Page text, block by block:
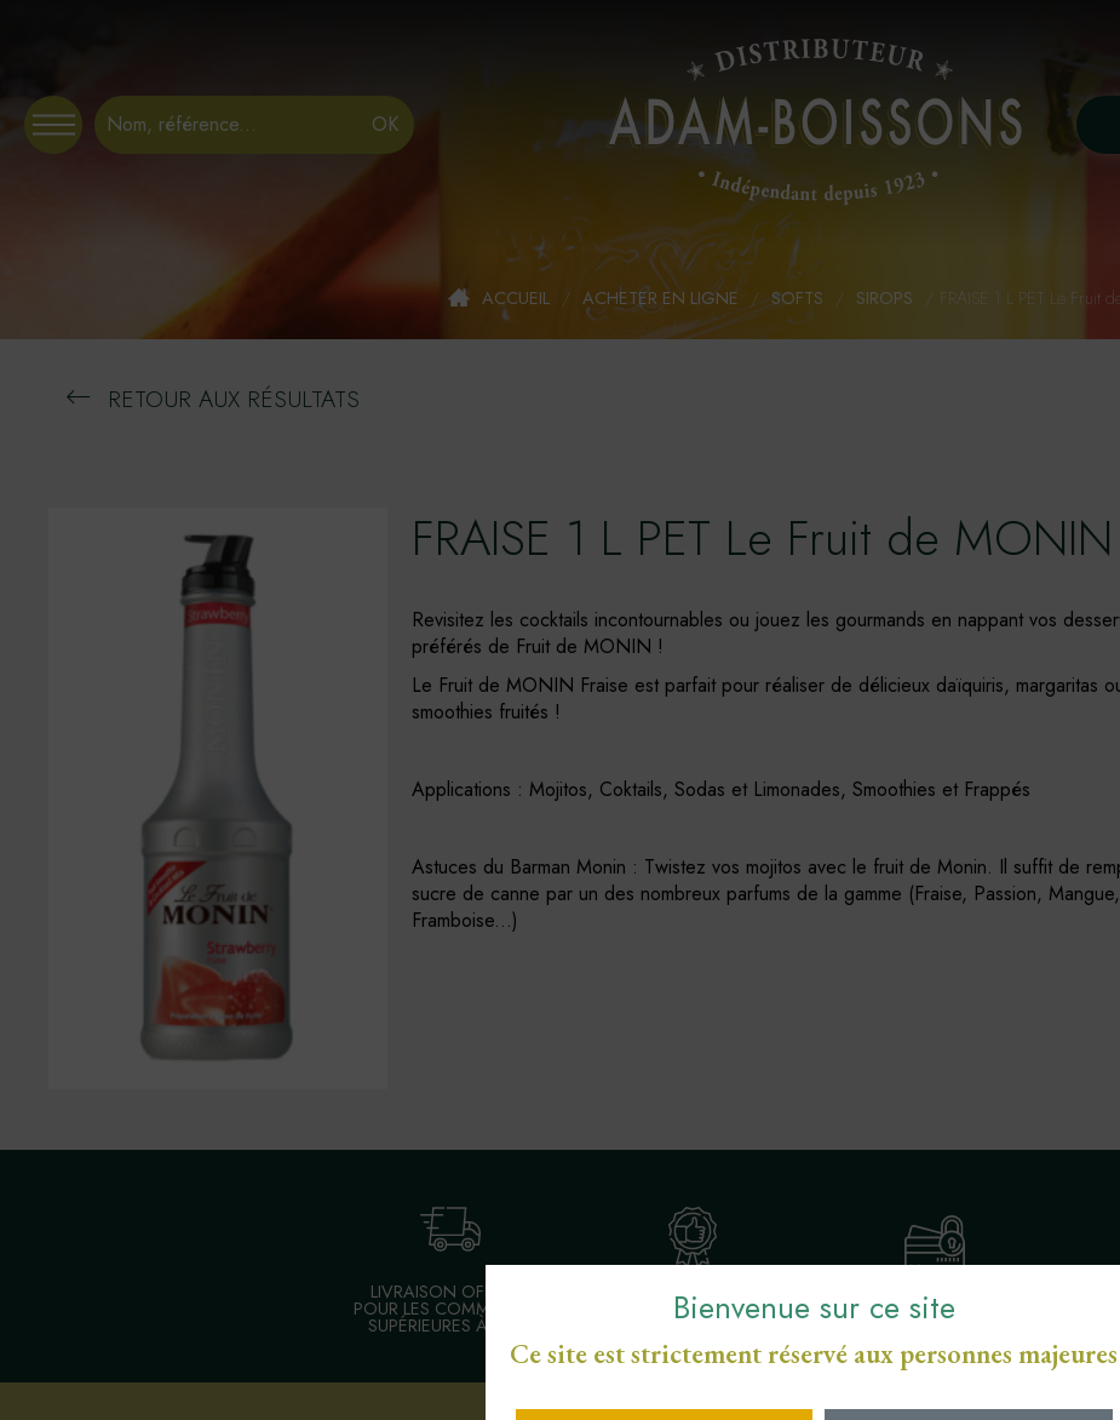
ACCUEIL / ACHETER EN LIGNE / SOFTS / SIROPS FRAISE 1 L PET Le Fruit
RETOUR AUX RÉSULTATS
FRAISE 1 L PET Le Fruit de MONIN
Revisitez les cocktails incontournables ou jouez les gourmands en nappant vos
préférés de Fruit de MONIN !
Le Fruit de MONIN Fraise est parfait pour réaliser de délicieux daïquiris, margaritas
smoothies fruités !
Applications : Mojitos, Coktails, Sodas et Limonades, Smoothies et Frappés
Astuces du Barman Monin : Twistez vos mojitos avec le fruit de Monin. Il suffit de
sucre de canne par un des nombreux parfums de la gamme (Fraise, Passion, Mangue,
Framboise...)
LIVRAISON OFFERTE
POUR LES COMMANDES
SUPÉRIEURES À 30 €
ENGAGEMENT SERVICE
DE PROXIMITÉ PAIEMENT SÉCURISÉ CB
Bienvenue sur ce site
Ce site est strictement réservé aux personnes majeures